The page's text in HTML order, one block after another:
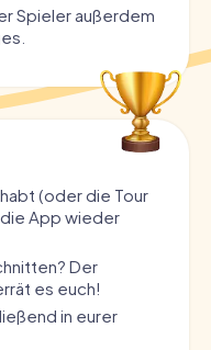
Spieler außerdem
(oder die Tour
App wieder
Der
es euch!
in eurer